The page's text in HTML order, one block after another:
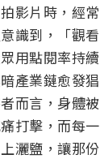
影片時，經
識到，「觀
用點閱率持
產業鏈愈發
而言，身體
打擊，而每
灑鹽，讓那